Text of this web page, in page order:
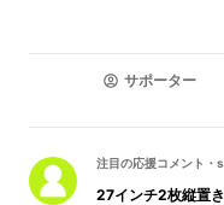
サポーター
注目の応援コメント ・
27インチ2枚縦置